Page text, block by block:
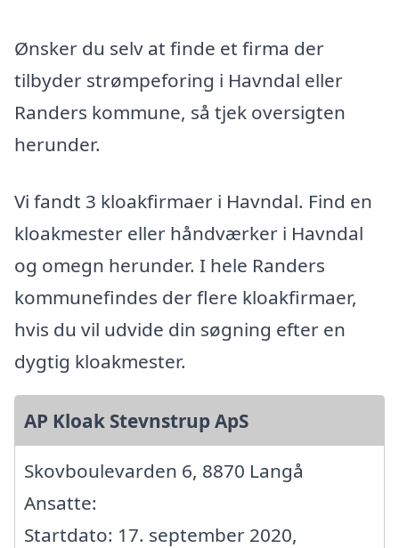
Ønsker du selv at finde et firma der
tilbyder strømpeforing i Havndal eller
Randers kommune, så tjek oversigten
herunder.
Vi fandt 3 kloakfirmaer i Havndal. Find en
kloakmester eller håndværker i Havndal
og omegn herunder. I hele Randers
kommunefindes der flere kloakfirmaer,
hvis du vil udvide din søgning efter en
dygtig kloakmester.
AP Kloak Stevnstrup ApS
Skovboulevarden 6, 8870 Langå
Ansatte:
Startdato: 17. september 2020,